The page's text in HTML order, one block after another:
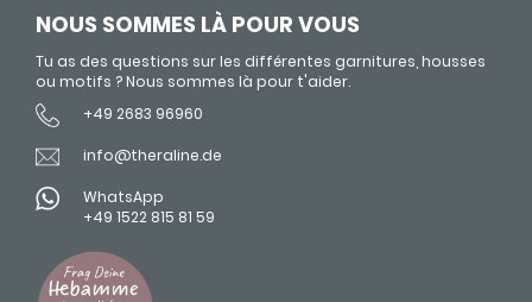
NOUS SOMMES LÀ POUR VOUS
Tu as des questions sur les différentes garnitures, housses
ou motifs ? Nous sommes là pour t'aider.
+49 2683 96960
info@theraline.de
WhatsApp
+49 1522 815 81 59